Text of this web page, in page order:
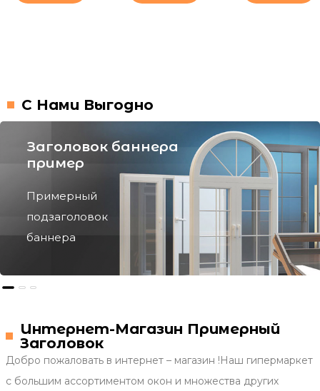
С Нами Выгодно
Заголовок баннера
пример
подзаголовок
Интернет-Магазин Примерный
Заголовок
Добро пожаловать в интернет – магазин !Наш гипермаркет
с большим ассортиментом окон и множества других